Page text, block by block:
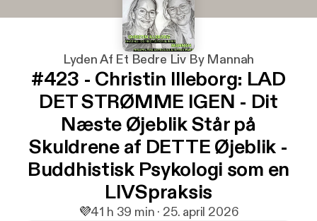
Lyden Af Et Bedre Liv By Mannah
#423 - Christin Illeborg: LAD
DET STRØMME IGEN - Dit
Næste Øjeblik Står på
Skuldrene af DETTE Øjeblik -
Buddhistisk Psykologi som en
LIVSpraksis
💜41 h 39 min · 25. april 2026